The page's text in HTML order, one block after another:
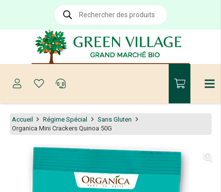
Recherche
produits
Accueil Régime Spécial
Sans Gluten
Organica Mini Crackers Quinoa 50G